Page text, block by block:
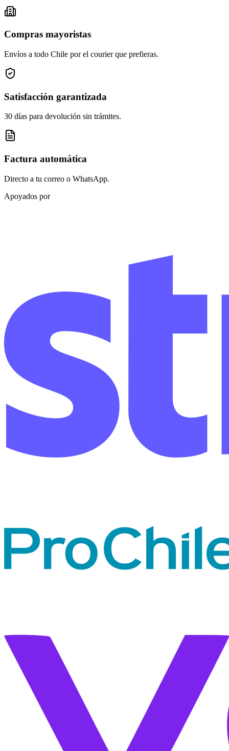
Compras mayoristas
Envíos a todo Chile por el courier que prefieras.
Satisfacción garantizada
30 días para devolución sin trámites.
Factura automática
Directo a tu correo o WhatsApp.
Apoyados por